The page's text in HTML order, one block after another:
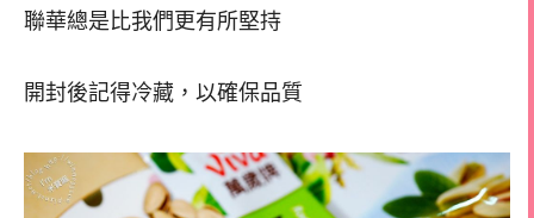
聯華總是比我們更有所堅持
開封後記得冷藏，以確保品質